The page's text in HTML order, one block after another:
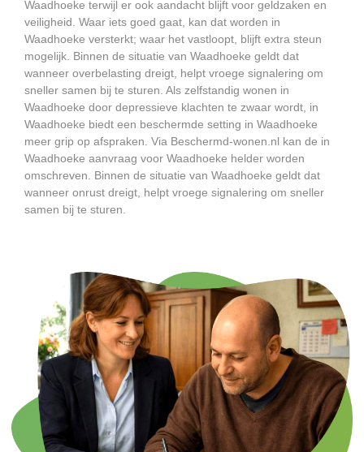
Waadhoeke terwijl er ook aandacht blijft voor geldzaken en
veiligheid. Waar iets goed gaat, kan dat worden in
Waadhoeke versterkt; waar het vastloopt, blijft extra steun
mogelijk. Binnen de situatie van Waadhoeke geldt dat
wanneer overbelasting dreigt, helpt vroege signalering om
sneller samen bij te sturen. Als zelfstandig wonen in
Waadhoeke door depressieve klachten te zwaar wordt, in
Waadhoeke biedt een beschermde setting in Waadhoeke
meer grip op afspraken. Via Beschermd-wonen.nl kan de in
Waadhoeke aanvraag voor Waadhoeke helder worden
omschreven. Binnen de situatie van Waadhoeke geldt dat
wanneer onrust dreigt, helpt vroege signalering om sneller
samen bij te sturen.